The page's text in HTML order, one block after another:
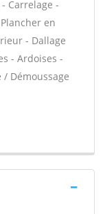
Carrelage -
en
- Dallage
- Ardoises -
Démoussage